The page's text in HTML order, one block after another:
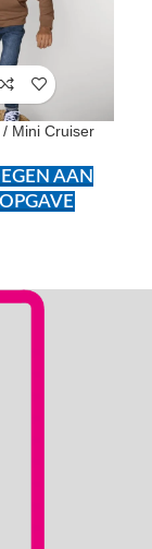
/ Mini Cruiser
AAN